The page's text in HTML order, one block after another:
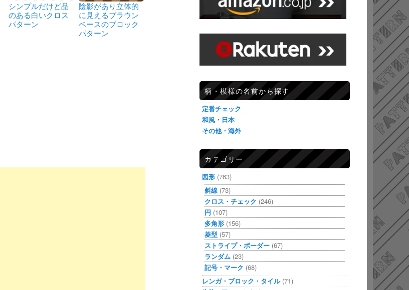
シンプルだけど品
のある白いクロス
パターン
陰影があり立体的
に見えるブラウン
ベースのブロック
パターン
柄・模様の名前から探す
定番チェック
和風・日本
その他・海外
カテゴリー
図形 (763)
斜線 (73)
クロス・チェック (246)
円 (107)
多角形 (156)
菱型 (57)
ストライプ・ボーダー (67)
ランダム (23)
記号・マーク (68)
レンガ・ブロック・タイル(71)